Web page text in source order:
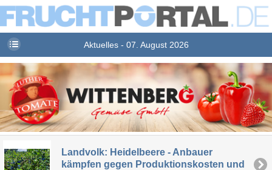
Aktuelles - 07. August 2026
Landvolk: Heidelbeere - Anbauer
kämpfen gegen Produktionskosten und